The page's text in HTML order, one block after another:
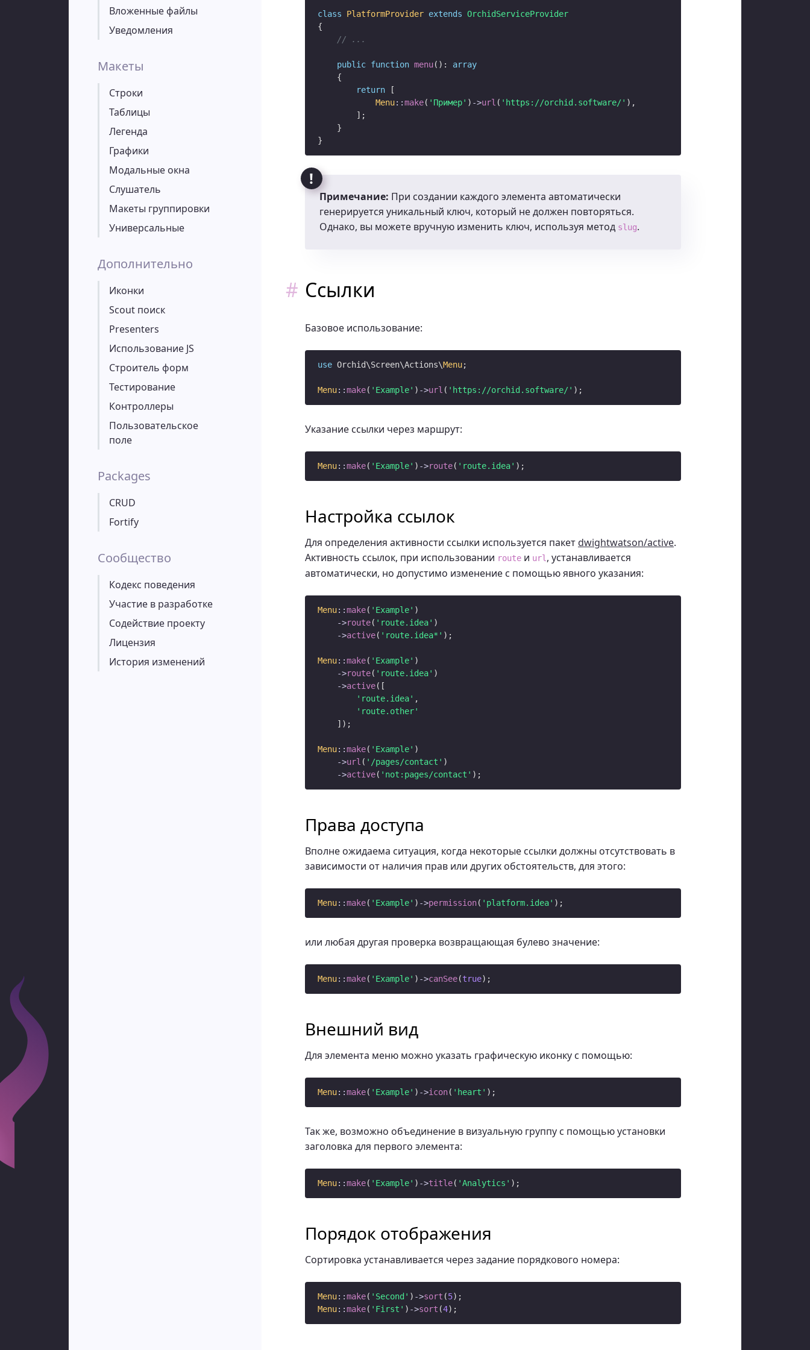
Вложенные файлы
Уведомления
Макеты
Строки
Таблицы
Легенда
Графики
Модальные окна
Слушатель
Макеты группировки
Универсальные
Дополнительно
Иконки
Scout поиск
Presenters
Использование JS
Строитель форм
Тестирование
Контроллеры
Пользовательское
поле
Packages
CRUD
Fortify
Сообщество
Кодекс поведения
Участие в разработке
Содействие проекту
Лицензия
История изменений
class PlatformProvider extends OrchidServiceProvider
{
// ...
public function menu(): array
    {
return [
Menu::make( 'Пример' ) ->url ( 'https://orchid.software/' ),
        ];
    }
Примечание: При создании каждого элемента автоматически
генерируется уникальный ключ, который не должен повторяться.
Однако, вы можете вручную изменить ключ, используя метод slug.
Ссылки
Базовое использование:
use Orchid\Screen\Actions\Menu;
Menu::make( 'Example' ) ->url ( 'https://orchid.software/'
Указание ссылки через маршрут:
Menu::make( 'Example' ) ->route( 'route.idea'
Настройка ссылок
Для определения активности ссылки используется пакет dwightwatson/active.
Активность ссылок, при использовании route и url , устанавливается
автоматически, но допустимо изменение с помощью явного указания:
Menu::make( 'Example' )
->route( 'route.idea' )
->active( 'route.idea*' );
Menu::make( 'Example' )
->route( 'route.idea' )
->active([
'route.idea' ,
'route.other'
    ]);
Menu::make( 'Example' )
->url ( '/pages/contact' )
->active( 'not:pages/contact'
Права доступа
Вполне ожидаема ситуация, когда некоторые ссылки должны отсутствовать в
зависимости от наличия прав или других обстоятельств, для этого:
Menu::make( 'Example' ) ->permission( 'platform.idea'
или любая другая проверка возвращающая булево значение:
Menu::make( 'Example' ) ->canSee(true
Внешний вид
Для элемента меню можно указать графическую иконку с помощью:
Menu::make( 'Example' ) ->icon( 'heart'
Так же, возможно объединение в визуальную группу с помощью установки
заголовка для первого элемента:
Menu::make( 'Example' ) ->title( 'Analytics'
Порядок отображения
Сортировка устанавливается через задание порядкового номера:
Menu::make( 'Second' ) ->sort (5
Menu::make( 'First' ) ->sort (4